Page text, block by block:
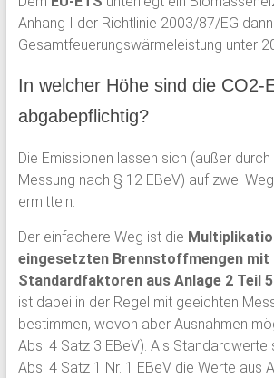
Anhang I der Richtlinie 2003/87/EG
Gesamtfeuerungswärmeleistung unter
In welcher Höhe sind die CO2-
abgabepflichtig?
Die Emissionen lassen sich (außer
Messung nach § 12 EBeV) auf zwei
ermitteln:
Der einfachere Weg ist die
eingesetzten Brennstoffmengen mit
Standardfaktoren aus Anlage 2 Teil 5
ist dabei in der Regel mit geeichten
bestimmen, wovon aber Ausnahmen
Abs. 4 Satz 3 EBeV). Als Standardwerte
Abs. 4 Satz 1 Nr. 1 EBeV die Werte aus